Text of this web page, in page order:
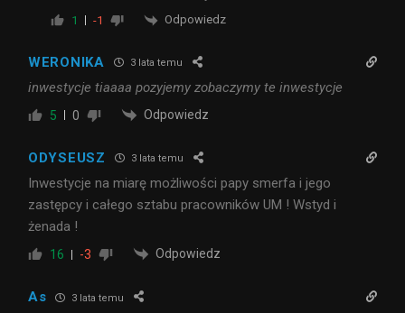
1 -1 Odpowiedz
WERONIKA 3 lata temu
inwestycje tiaaaa pozyjemy zobaczymy te inwestycje
5 0 Odpowiedz
ODYSEUSZ 3 lata temu
Inwestycje na miarę możliwości papy smerfa i jego
zastępcy i całego sztabu pracowników UM ! Wstyd i
żenada !
16 -3 Odpowiedz
As 3 lata temu